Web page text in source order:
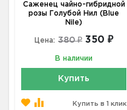
Саженец чайно-гибридной
розы Голубой Нил (Blue
Nile)
Цена: 380 ₽ 350 ₽
В наличии
Купить
Купить в 1 клик